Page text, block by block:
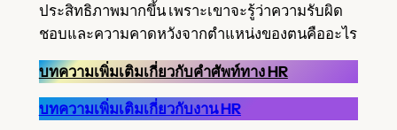
ประสิทธิภาพมากขึ้น เพราะเขาจะรู้ว่าความรับผิด
ชอบและความคาดหวังจากตำแหน่งของตนคืออะไร
บทความเพิ่มเติมเกี่ยวกับคำศัพท์ทาง HR
บทความเพิ่มเติมเกี่ยวกับงาน HR